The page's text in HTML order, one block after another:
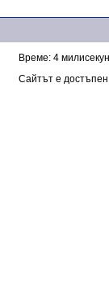
Време: 4
Сайтът е